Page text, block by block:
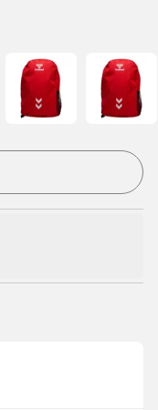
dig som medlem